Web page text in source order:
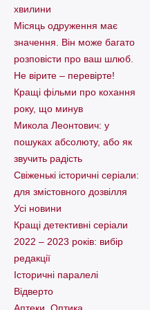
хвилини
Місяць одруження має
значення. Він може багато
розповісти про ваш шлюб.
Не вірите – перевірте!
Кращі фільми про кохання
року, що минув
Микола Леонтович: у
пошуках абсолюту, або як
звучить радість
Свіженькі історичні серіали:
для змістовного дозвілля
Усі новини
Кращі детективні серіали
2022 – 2023 років: вибір
редакції
Історичні паралелі
Відверто
Аптеки. Оптика